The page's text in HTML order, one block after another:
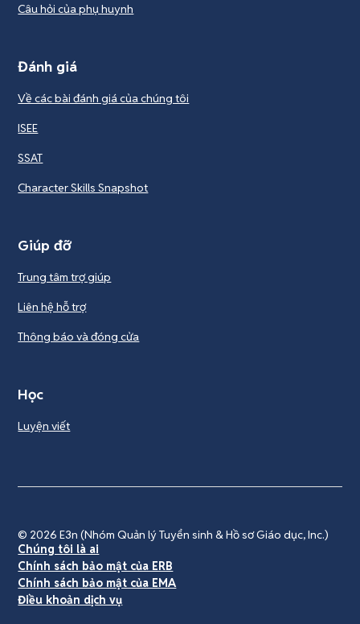
Câu hỏi của phụ huynh
Đánh giá
Về các bài đánh giá của chúng tôi
ISEE
SSAT
Character Skills Snapshot
Giúp đỡ
Trung tâm trợ giúp
Liên hệ hỗ trợ
Thông báo và đóng cửa
Học
Luyện viết
© 2026E3n (Nhóm Quản lý Tuyển sinh & Hồ sơ Giáo dục, Inc.)
Chúng tôi là ai
Chính sách bảo mật của ERB
Chính sách bảo mật của EMA
Điều khoản dịch vụ